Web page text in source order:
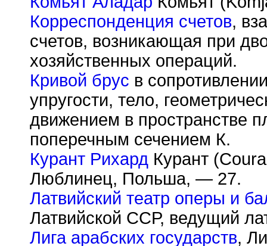
Корреспонденция счетов,
счетов, возникающая при
хозяйственных операций.
Кривой брус в
упругости, тело,
движением в пространстве
поперечным сечением К.
Курант Рихард Курант
Люблинец, Польша, — 27.
Латвийский театр оперы и
Латвийской ССР, ведущий
Лига арабских государств,